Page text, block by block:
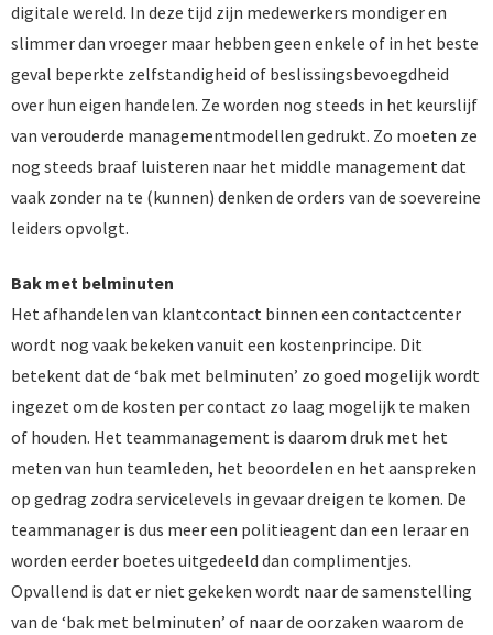
digitale wereld. In deze tijd zijn medewerkers mondiger en
slimmer dan vroeger maar hebben geen enkele of in het beste
geval beperkte zelfstandigheid of beslissingsbevoegdheid
over hun eigen handelen. Ze worden nog steeds in het keurslijf
van verouderde managementmodellen gedrukt. Zo moeten ze
nog steeds braaf luisteren naar het middle management dat
vaak zonder na te (kunnen) denken de orders van de soevereine
leiders opvolgt.
Bak met belminuten
Het afhandelen van klantcontact binnen een contactcenter
wordt nog vaak bekeken vanuit een kostenprincipe. Dit
betekent dat de ‘bak met belminuten’ zo goed mogelijk wordt
ingezet om de kosten per contact zo laag mogelijk te maken
of houden. Het teammanagement is daarom druk met het
meten van hun teamleden, het beoordelen en het aanspreken
op gedrag zodra servicelevels in gevaar dreigen te komen. De
teammanager is dus meer een politieagent dan een leraar en
worden eerder boetes uitgedeeld dan complimentjes.
Opvallend is dat er niet gekeken wordt naar de samenstelling
van de ‘bak met belminuten’ of naar de oorzaken waarom de